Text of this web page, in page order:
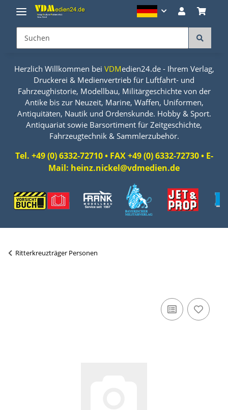
Herzlich Willkommen bei VDMedien24.de - Ihrem Verlag,
Druckerei & Medienvertrieb für Luftfahrt- und
Fahrzeughistorie, Modellbau, Militärgeschichte von der
Antike bis zur Neuzeit, Marine, Waffen, Uniformen,
Antiquitäten, Nautik und Ordenskunde. Hobby & Sport.
Antiquariat sowie Barsortiment für Zeitgeschichte,
Fahrzeugtechnik & Sammlerzubehör.
Tel. +49 (0) 6332-72710 • FAX +49 (0) 6332-72730 • E-
Mail: heinz.nickel@vdmedien.de
Ritterkreuzträger Personen